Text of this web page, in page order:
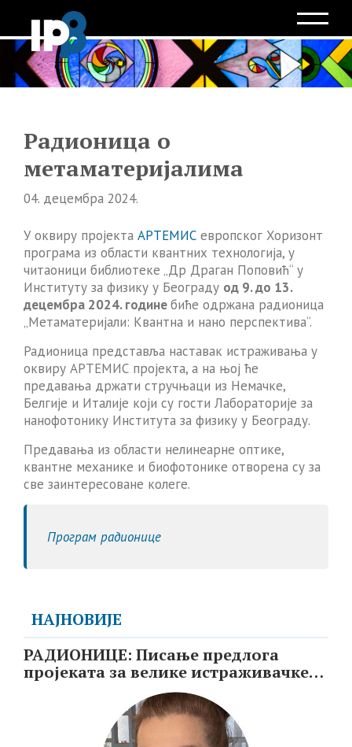
Радионица о
метаматеријалима
04. децембра 2024.
У оквиру пројекта АРТЕМИС европског Хоризонт
програма из области квантних технологија, у
читаоници библиотеке „Др Драган Поповић“ у
Институту за физику у Београду од 9. до 13.
децембра 2024. годинебиће одржана радионица
„Метаматеријали: Квантна и нано перспектива“.
Радионица представља наставак истраживања у
оквиру АРТЕМИС пројекта, а на њој ће
предавања држати стручњаци из Немачке,
Белгије и Италије који су гости Лабораторије за
нанофотонику Института за физику у Београду.
Предавања из области нелинеарне оптике,
квантне механике и биофотонике отворена су за
све заинтересоване колеге.
Програм радионице
НАЈНОВИЈЕ
РАДИОНИЦЕ: Писање предлога
пројеката за велике истраживачке
инфраструктуре